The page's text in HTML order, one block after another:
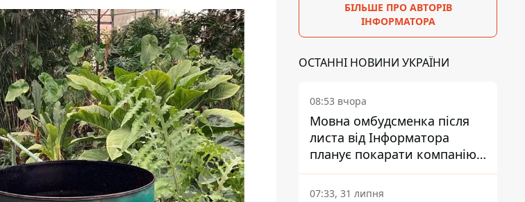
БІЛЬШЕ ПРО АВТОРІВ
ІНФОРМАТОРА
ОСТАННІ НОВИНИ УКРАЇНИ
08:53 вчора
Мовна омбудсменка після
листа від Інформатора
планує покарати компанію-
підрядника ПриватБанку
07:33, 31 липня